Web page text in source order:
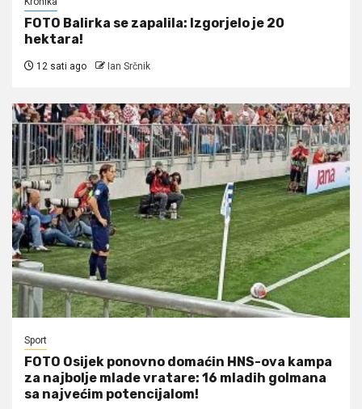
FOTO Balirka se zapalila: Izgorjelo je 20
hektara!
12 sati ago Ian Srčnik
Sport
FOTO Osijek ponovno domaćin HNS-ova kampa
za najbolje mlade vratare: 16 mladih golmana
sa najvećim potencijalom!